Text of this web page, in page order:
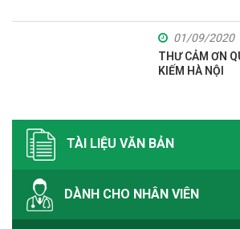
01/09/2020
THƯ CẢM ƠN
KIẾM HÀ NỘI
TÀI LIỆU VĂN BẢN
DÀNH CHO NHÂN VIÊN